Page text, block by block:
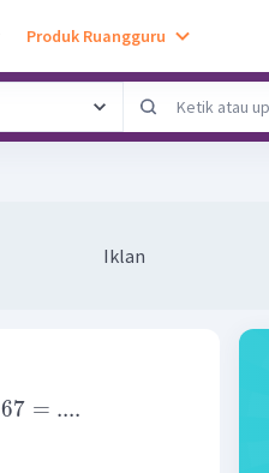
Produk Ruangguru
Iklan
67 = ....